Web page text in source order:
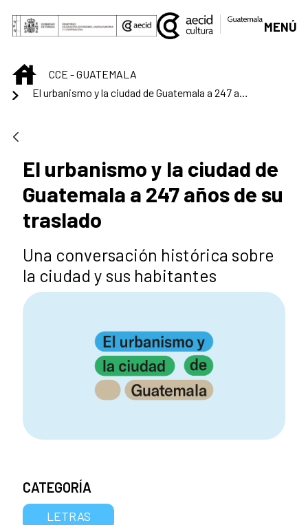
Saltar al contenido principal
MENÚ
INICIOCCE - GUATEMALA
El urbanismo y la ciudad de
Guatemala a 247 años de su
traslado
Una conversación histórica sobre
la ciudad y sus habitantes
CATEGORÍA
LETRAS